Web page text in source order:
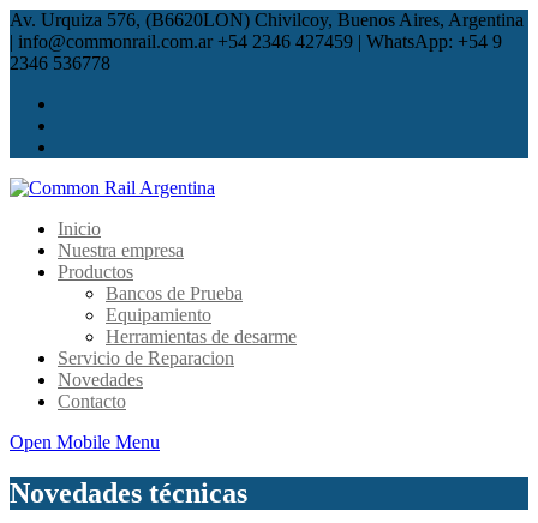
Av. Urquiza 576, (B6620LON) Chivilcoy, Buenos Aires, Argentina
| info@commonrail.com.ar +54 2346 427459 | WhatsApp: +54 9
2346 536778
Inicio
Nuestra empresa
Productos
Bancos de Prueba
Equipamiento
Herramientas de desarme
Servicio de Reparacion
Novedades
Contacto
Open Mobile Menu
Novedades técnicas